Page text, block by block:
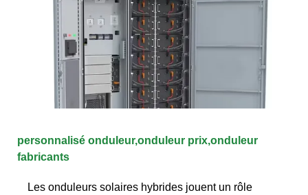
personnalisé onduleur,onduleur prix,onduleur
fabricants
Les onduleurs solaires hybrides jouent un rôle